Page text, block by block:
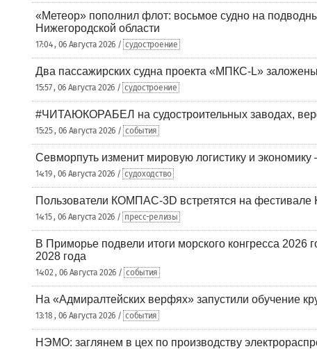
«Метеор» пополнил флот: восьмое судно на
Нижегородской области
17:04 , 06 Августа 2026 / судостроение
Два пассажирских судна проекта «МПКС-L»
15:57 , 06 Августа 2026 / судостроение
#ЧИТАЮКОРАБЕЛ на судостроительных заводах,
15:25 , 06 Августа 2026 / события
Севморпуть изменит мировую логистику и
14:19 , 06 Августа 2026 / судоходство
Пользователи КОМПАС-3D встретятся на фестивале
14:15 , 06 Августа 2026 / пресс-релизы
В Приморье подвели итоги морского конгресса 2026
2028 года
14:02 , 06 Августа 2026 / события
На «Адмиралтейских верфях» запустили обучение
13:18 , 06 Августа 2026 / события
НЭМО: заглянем в цех по производству